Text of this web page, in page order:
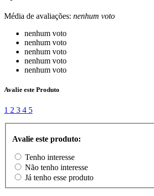
Média de avaliações: nenhum voto
nenhum voto
nenhum voto
nenhum voto
nenhum voto
nenhum voto
Avalie este Produto
1 2 3 4 5
Avalie este produto:
Tenho interesse
Não tenho interesse
Já tenho esse produto